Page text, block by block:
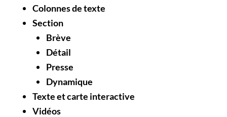
Colonnes de texte
Section
Brève
Détail
Presse
Dynamique
Texte et carte interactive
Vidéos